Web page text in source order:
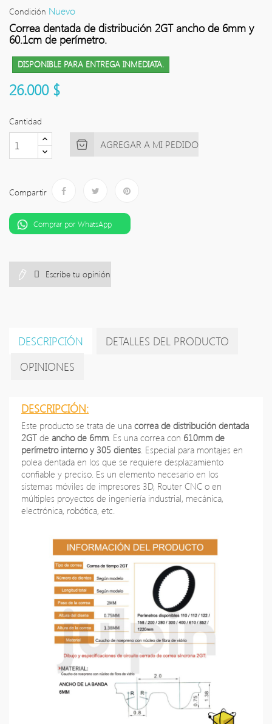
Condición Nuevo
Correa dentada de distribución 2GT ancho de 6mm y
60.1cm de perímetro.
DISPONIBLE PARA ENTREGA INMEDIATA.
26.000 $
Cantidad
AGREGAR A MI PEDIDO
Compartir
Comprar por WhatsApp
Escribe tu opinión
DESCRIPCIÓN
DETALLES DEL PRODUCTO
OPINIONES
DESCRIPCIÓN:
Este producto se trata de una correa de distribución dentada
2GT de ancho de 6mm . Es una correa con 610mm de
perímetro interno y 305 dientes . Especial para montajes en
polea dentada en los que se requiere desplazamiento
confiable y preciso. Es un elemento necesario en los
sistemas móviles de impresores 3D, Router CNC o en
múltiples proyectos de ingeniería industrial, mecánica,
electrónica, robótica, etc.